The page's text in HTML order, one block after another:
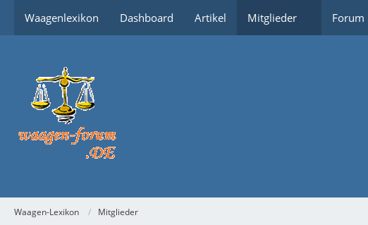
Waagenlexikon Dashboard Artikel Mitglieder Forum
Waagen-Lexikon Mitglieder